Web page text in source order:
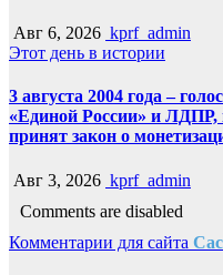
Авг 6, 2026 kprf_admin
Этот день в истории
3 августа 2004 года –
«Единой России» и ЛДПР,
принят закон о
Авг 3, 2026 kprf_admin
Comments are disabled
Комментарии для сайта